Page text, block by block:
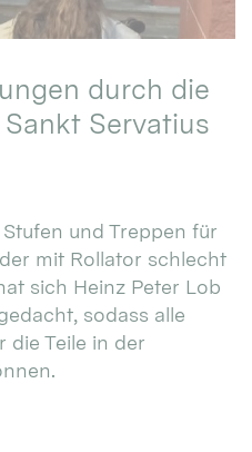
durch die
Servatius
und Treppen für
mit Rollator schlecht
sich Heinz Peter Lob
sodass alle
die Teile in der